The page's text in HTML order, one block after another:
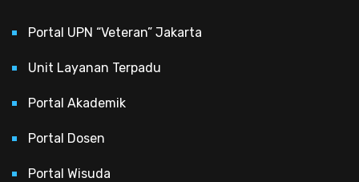
Portal UPN “Veteran” Jakarta
Unit Layanan Terpadu
Portal Akademik
Portal Dosen
Portal Wisuda